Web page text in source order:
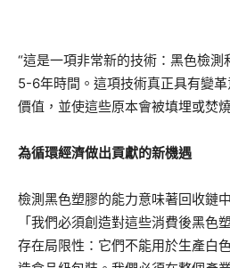
“這是一項非常新的技術：黑色檢測
5-6年時間。這項技術真正具有變
價值，並使這些原本會被填埋或焚
為循環經濟做出貢獻的新機遇
檢測黑色塑膠的能力意味著回收鏈
「我們必須創造對這些消費後黑色
存在局限性：它們不能用於生產白